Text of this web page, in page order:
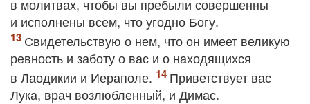
в молитвах, чтобы вы пребыли совершенны
и исполнены всем, что угодно Богу.
Свидетельствую о нем, что он имеет великую
ревность и заботу о вас и о находящихся
в Лаодикии и Иераполе.
Приветствует вас
Лука, врач возлюбленный, и Димас.